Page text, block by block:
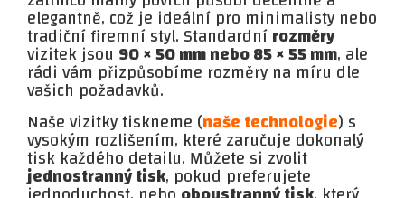
elegantně, což je ideální pro minimalisty nebo
tradiční firemní styl. Standardnírozměry
vizitek jsou 90 × 50 mm nebo 85 × 55 mm, ale
rádi vám přizpůsobíme rozměry na míru dle
vašich požadavků.
Naše vizitky tiskneme (naše technologie) s
vysokým rozlišením, které zaručuje dokonalý
tisk každého detailu. Můžete si zvolit
jednostranný tisk, pokud preferujete